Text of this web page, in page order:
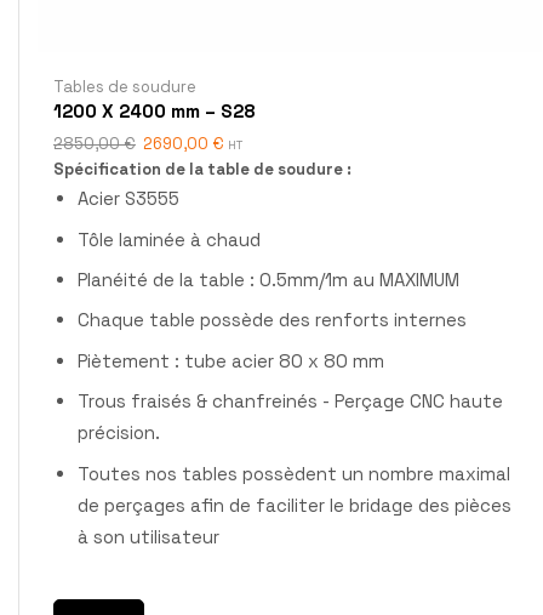
Tables de soudure
1200 X 2400 mm – S28
2850,00€ 2690,00 € HT
Spécification de la table de soudure :
Acier S3555
Tôle laminée à chaud
Planéité de la table : 0.5mm/1m au MAXIMUM
Chaque table possède des renforts internes
Piètement : tube acier 80 x 80 mm
Trous fraisés & chanfreinés - Perçage CNC haute
précision.
Toutes nos tables possèdent un nombre maximal
de perçages afin de faciliter le bridage des pièces
à son utilisateur